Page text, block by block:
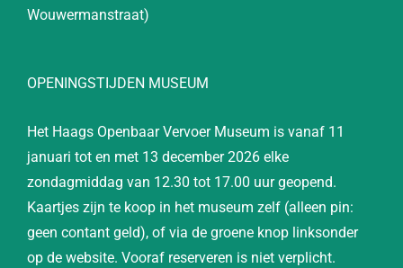
Wouwermanstraat)
OPENINGSTIJDEN MUSEUM
Het Haags Openbaar Vervoer Museum is vanaf 11
januari tot en met 13 december 2026 elke
zondagmiddag van 12.30 tot 17.00 uur geopend.
Kaartjes zijn te koop in het museum zelf (alleen pin:
geen contant geld), of via de groene knop linksonder
op de website. Vooraf reserveren is niet verplicht.